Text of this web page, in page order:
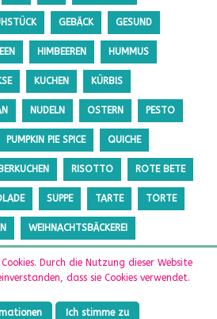
GEBÄCK GESUND
HIMBEEREN HUMMUS
KUCHEN KÜRBIS
NUDELN OSTERN PESTO
PUMPKIN PIE SPICE QUICHE
RISOTTO ROTE BETE
SUPPE TARTE TORTE
WEIHNACHTSBÄCKEREI
Durch die Nutzung dieser Website
dass sie Cookies verwendet.
Ich stimme zu